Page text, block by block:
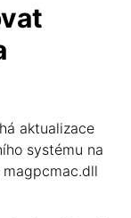
aktualizace
systému na